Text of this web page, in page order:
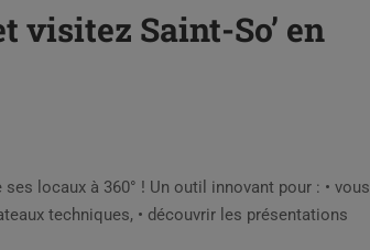
visitez Saint-So’ en
locaux à 360° ! Un outil innovant pour : • vous
techniques, • découvrir les présentations